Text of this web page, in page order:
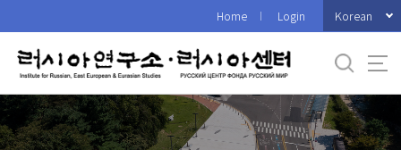
로
메
뉴
Home Login Korean